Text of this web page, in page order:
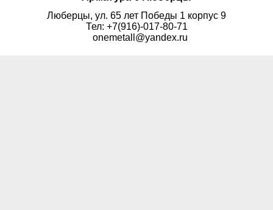
Люберцы, ул. 65 лет Победы 1 корпус 9
Тел: +7(916)-017-80-71
onemetall@yandex.ru